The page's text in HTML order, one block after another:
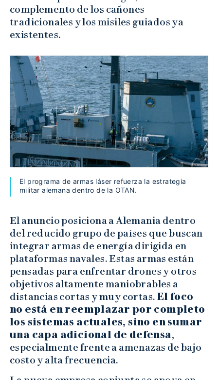
complemento de los cañones
tradicionales y los misiles guiados ya
existentes.
El programa de armas láser refuerza la estrategia
militar alemana dentro de la OTAN.
El anuncio posiciona a Alemania dentro
del reducido grupo de países que buscan
integrar armas de energía dirigida en
plataformas navales. Estas armas están
pensadas para enfrentar drones y otros
objetivos altamente maniobrables a
distancias cortas y muy cortas. El foco
no está en reemplazar por completo
los sistemas actuales, sino en sumar
una capa adicional de defensa,
especialmente frente a amenazas de bajo
costo y alta frecuencia.